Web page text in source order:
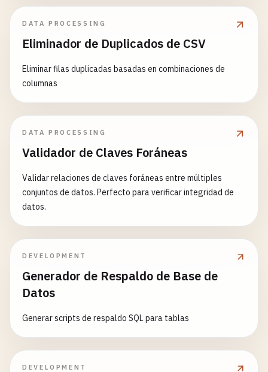
DATA PROCESSING
Eliminador de Duplicados de CSV
Eliminar filas duplicadas basadas en combinaciones de
columnas
DATA PROCESSING
Validador de Claves Foráneas
Validar relaciones de claves foráneas entre múltiples
conjuntos de datos. Perfecto para verificar integridad de
datos.
DEVELOPMENT
Generador de Respaldo de Base de
Datos
Generar scripts de respaldo SQL para tablas
DEVELOPMENT